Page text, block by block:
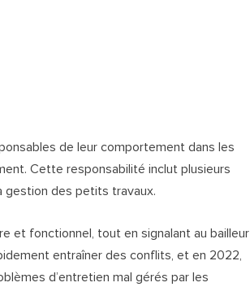
de leur comportement dans les
Cette responsabilité inclut plusieurs
gestion des petits travaux.
et fonctionnel, tout en signalant au bailleur
entraîner des conflits, et en 2022,
d’entretien mal gérés par les